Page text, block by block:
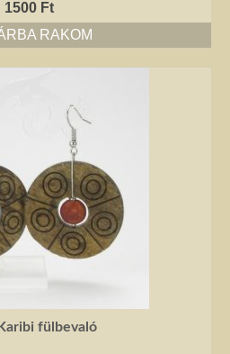
1500 Ft
RAKOM
fülbevaló